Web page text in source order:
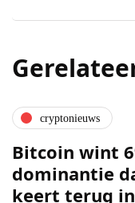
cryptonieuws
Bitcoin wint
dominantie
keert terug